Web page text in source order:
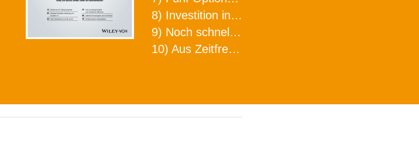
8) Investition in Fellbach mit nachhaltiger Logistik und Lagerfläche
9) Noch schnellere Lieferung
10) Aus Zeitfressern wird Effizienz